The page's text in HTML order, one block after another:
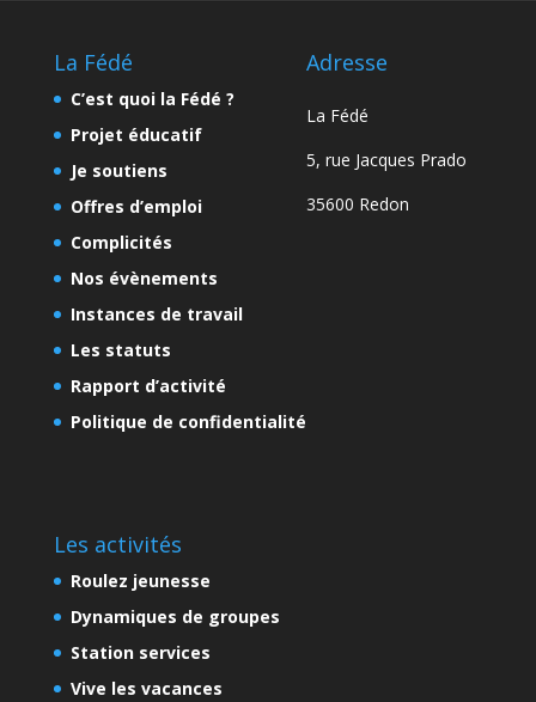
La Fédé
C’est quoi la Fédé ?
Projet éducatif
Je soutiens
Offres d’emploi
Complicités
Nos évènements
Instances de travail
Les statuts
Rapport d’activité
Politique de confidentialité
Adresse
La Fédé
5, rue Jacques Prado
35600 Redon
Les activités
Roulez jeunesse
Dynamiques de groupes
Station services
Vive les vacances